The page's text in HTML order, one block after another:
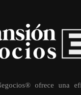
ofrece una